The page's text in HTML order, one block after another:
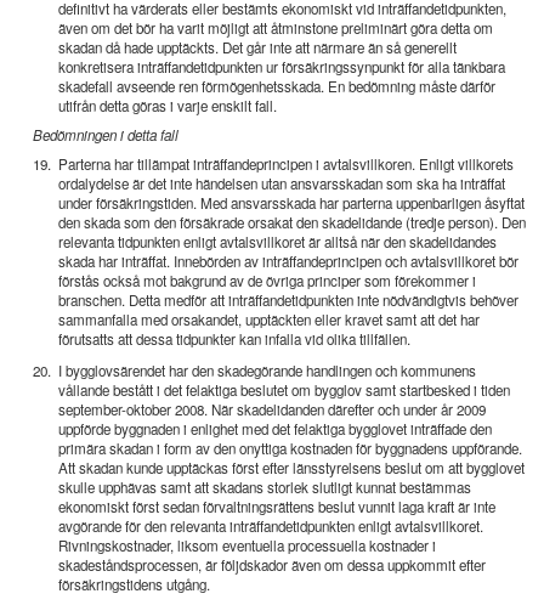
definitivt ha värderats eller bestämts ekonomiskt vid inträffandetidpunkten,
även om det bör ha varit möjligt att åtminstone preliminärt göra detta om
skadan då hade upptäckts. Det går inte att närmare än så generellt
konkretisera inträffandetidpunkten ur försäkringssynpunkt för alla tänkbara
skadefall avseende ren förmögenhetsskada. En bedömning måste därför
utifrån detta göras i varje enskilt fall.
Bedömningen i detta fall
19. Parterna har tillämpat inträffandeprincipen i avtalsvillkoren. Enligt villkorets
ordalydelse är det inte händelsen utan ansvarsskadan som ska ha inträffat
under försäkringstiden. Med ansvarsskada har parterna uppenbarligen åsyftat
den skada som den försäkrade orsakat den skadelidande (tredje person). Den
relevanta tidpunkten enligt avtalsvillkoret är alltså när den skadelidandes
skada har inträffat. Innebörden av inträffandeprincipen och avtalsvillkoret bör
förstås också mot bakgrund av de övriga principer som förekommer i
branschen. Detta medför att inträffandetidpunkten inte nödvändigtvis behöver
sammanfalla med orsakandet, upptäckten eller kravet samt att det har
förutsatts att dessa tidpunkter kan infalla vid olika tillfällen.
20. I bygglovsärendet har den skadegörande handlingen och kommunens
vållande bestått i det felaktiga beslutet om bygglov samt startbesked i tiden
september-oktober 2008. När skadelidanden därefter och under år 2009
uppförde byggnaden i enlighet med det felaktiga bygglovet inträffade den
primära skadan i form av den onyttiga kostnaden för byggnadens uppförande.
Att skadan kunde upptäckas först efter länsstyrelsens beslut om att bygglovet
skulle upphävas samt att skadans storlek slutligt kunnat bestämmas
ekonomiskt först sedan förvaltningsrättens beslut vunnit laga kraft är inte
avgörande för den relevanta inträffandetidpunkten enligt avtalsvillkoret.
Rivningskostnader, liksom eventuella processuella kostnader i
skadeståndsprocessen, är följdskador även om dessa uppkommit efter
försäkringstidens utgång.